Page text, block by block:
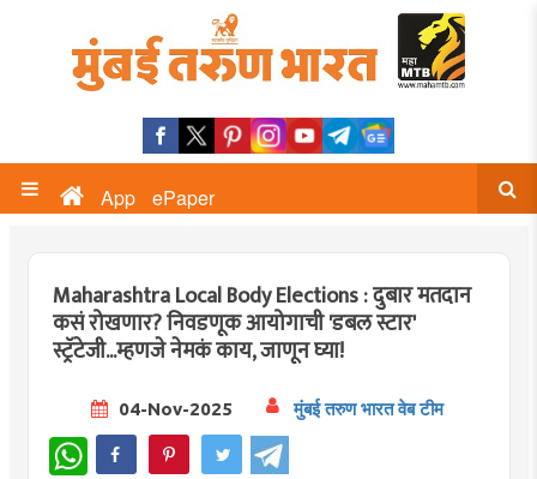
App ePaper
Maharashtra Local Body Elections : दुबार मतदान
कसं रोखणार? निवडणूक आयोगाची 'डबल स्टार'
स्ट्रॅटेजी...म्हणजे नेमकं काय, जाणून घ्या!
04-Nov-2025 मुंबई तरुण भारत वेब टीम
WhatsApp